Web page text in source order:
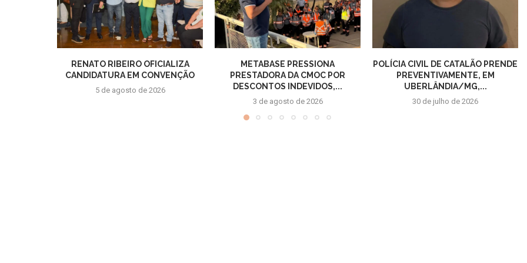
RENATO RIBEIRO OFICIALIZA
CANDIDATURA EM CONVENÇÃO
5 de agosto de 2026
METABASE PRESSIONA
PRESTADORA DA CMOC POR
DESCONTOS INDEVIDOS,...
3 de agosto de 2026
POLÍCIA CIVIL DE CATALÃO PRENDE
PREVENTIVAMENTE, EM
UBERLÂNDIA/MG,...
30 de julho de 2026